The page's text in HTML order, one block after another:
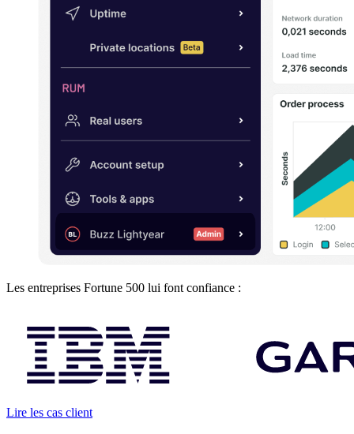
Les entreprises Fortune 500 lui font confiance :
Lire les cas client